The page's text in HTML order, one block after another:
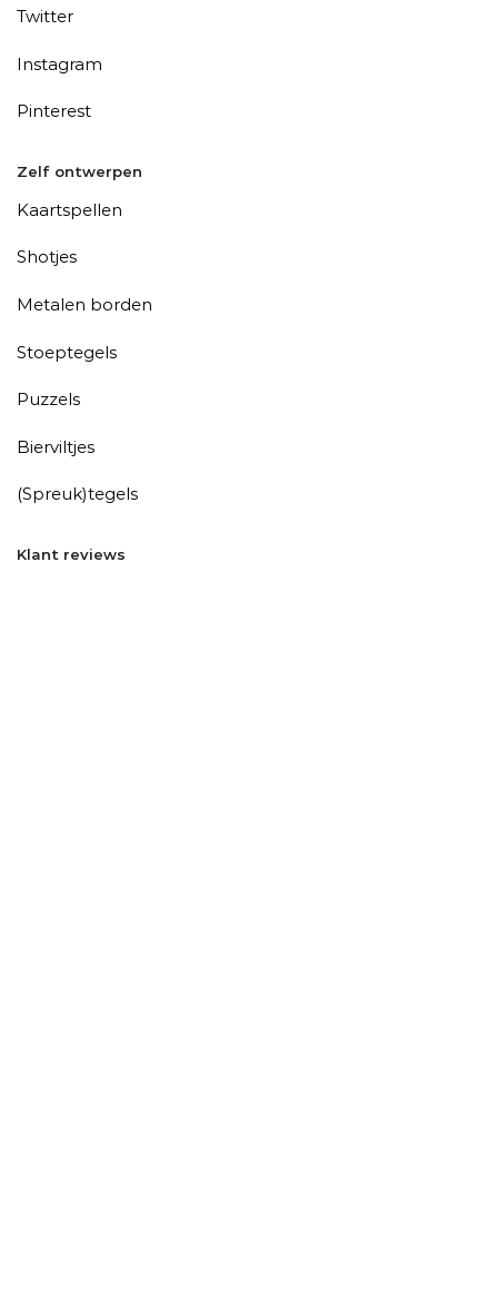
Twitter
Instagram
Pinterest
Zelf ontwerpen
Kaartspellen
Shotjes
Metalen borden
Stoeptegels
Puzzels
Bierviltjes
(Spreuk)tegels
Klant reviews